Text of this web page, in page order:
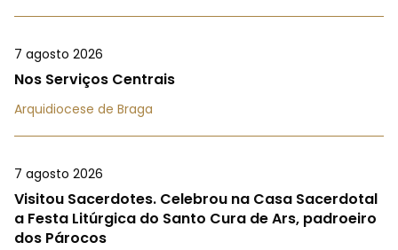
7 agosto 2026
Nos Serviços Centrais
Arquidiocese de Braga
7 agosto 2026
Visitou Sacerdotes. Celebrou na Casa Sacerdotal
a Festa Litúrgica do Santo Cura de Ars, padroeiro
dos Párocos